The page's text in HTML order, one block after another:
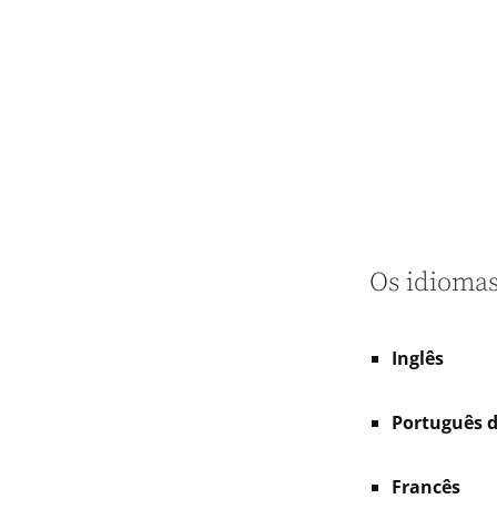
Os
Inglês
Português
Francês